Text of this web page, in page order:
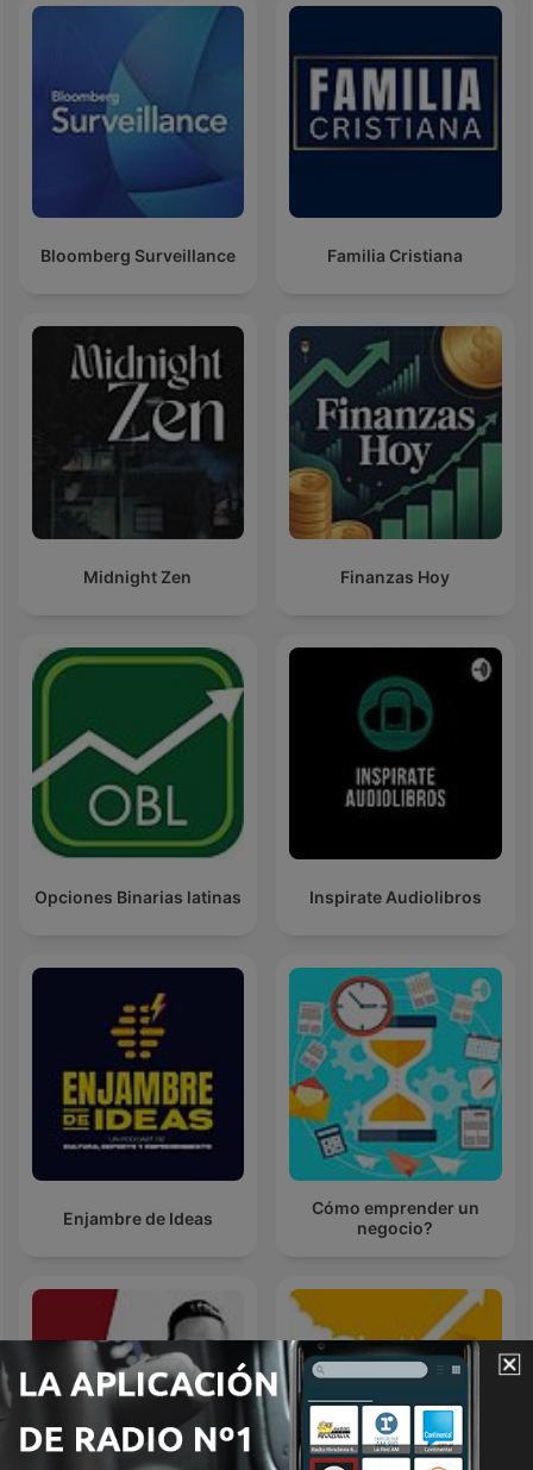
Bloomberg Surveillance Familia Cristiana
Midnight Zen Finanzas Hoy
Opciones Binarias latinas Inspirate Audiolibros
Enjambre de Ideas
Cómo emprender un
negocio?